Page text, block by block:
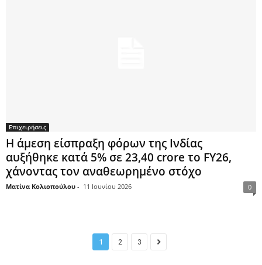
Επιχειρήσεις
Η άμεση είσπραξη φόρων της Ινδίας
αυξήθηκε κατά 5% σε 23,40 crore το FY26,
χάνοντας τον αναθεωρημένο στόχο
Ματίνα Κολιοπούλου - 11 Ιουνίου 2026 0
1 2 3